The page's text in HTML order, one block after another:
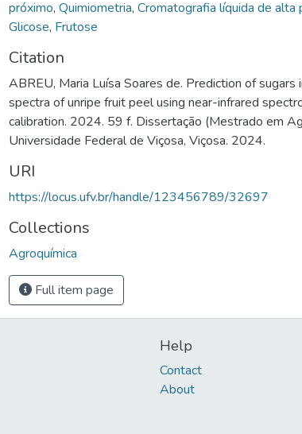
próximo, Quimiometria, Cromatografia líquida de alta
Glicose, Frutose
Citation
ABREU, Maria Luísa Soares de. Prediction of sugars
spectra of unripe fruit peel using near-infrared
calibration. 2024. 59 f. Dissertação (Mestrado em
Universidade Federal de Viçosa, Viçosa. 2024.
URI
https://locus.ufv.br/handle/123456789/32697
Collections
Agroquímica
Full item page
Help
Contact
About